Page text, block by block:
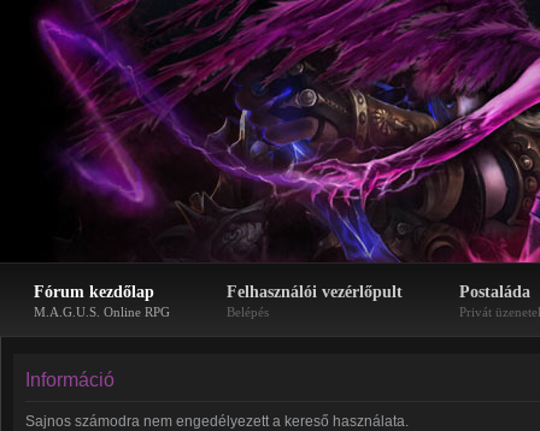
Fórum kezdőlap
M.A.G.U.S. Online RPG
Felhasználói vezérlőpult
Belépés
Postaláda
Privát
Információ
Sajnos számodra nem engedélyezett a kereső használata.